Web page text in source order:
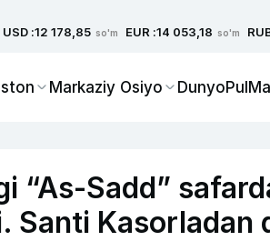
USD :12 178,85 so'm EUR :14 053,18 so'm
Markaziy Osiyo DunyoPul
“As-Sadd”
Santi Kasorladan